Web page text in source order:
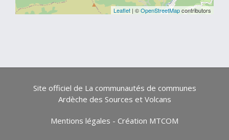
Leaflet | ©OpenStreetMapcontributors
Site officiel de La communautés de communes
Ardèche des Sources et Volcans
Mentions légales - Création MTCOM